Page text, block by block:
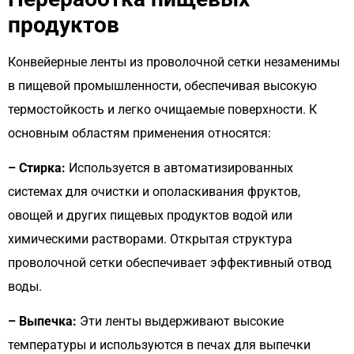
продуктов
Конвейерные ленты из проволочной сетки незаменимы
в пищевой промышленности, обеспечивая высокую
термостойкость и легко очищаемые поверхности. К
основным областям применения относятся:
– Стирка: Используется в автоматизированных
системах для очистки и ополаскивания фруктов,
овощей и других пищевых продуктов водой или
химическими растворами. Открытая структура
проволочной сетки обеспечивает эффективный отвод
воды.
– Выпечка: Эти ленты выдерживают высокие
температуры и используются в печах для выпечки